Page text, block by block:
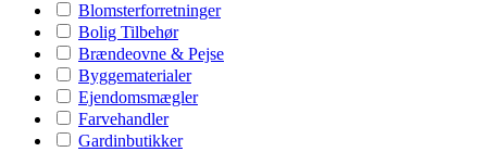
Blomsterforretninger
Bolig Tilbehør
Brændeovne & Pejse
Byggematerialer
Ejendomsmægler
Farvehandler
Gardinbutikker